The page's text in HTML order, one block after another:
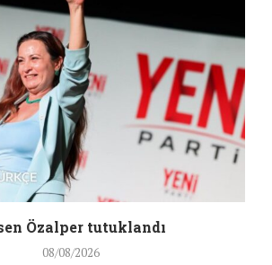
Özalper tutuklandı
08/08/2026